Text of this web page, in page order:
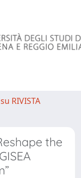
RIVISTA
the